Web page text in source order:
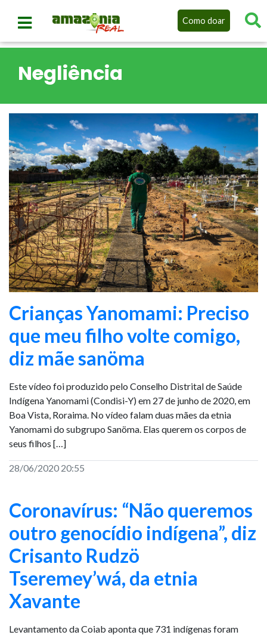
Como doar
Negliência
Crianças Yanomami: Preciso
que meu filho volte comigo,
diz mãe sanöma
Este vídeo foi produzido pelo Conselho Distrital de Saúde
Indígena Yanomami (Condisi-Y) em 27 de junho de 2020, em
Boa Vista, Roraima. No vídeo falam duas mães da etnia
Yanomami do subgrupo Sanöma. Elas querem os corpos de
seus filhos […]
28/06/2020 20:55
Coronavírus: “Não queremos
outro genocídio indígena”, diz
Crisanto Rudzö
Tseremey’wá, da etnia
Xavante
Levantamento da Coiab aponta que 731 indígenas foram